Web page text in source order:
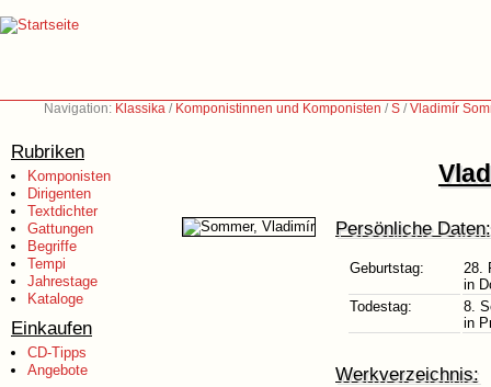
Navigation: Klassika / Komponistinnen und Komponisten /S /Vladimír
Rubriken
Komponisten
Dirigenten
Textdichter
Gattungen
Begriffe
Tempi
Jahrestage
Kataloge
Einkaufen
CD-Tipps
Angebote
Persönliche Daten:
Geburtstag:
28.
in
Todestag:
8.
in
Werkverzeichnis: